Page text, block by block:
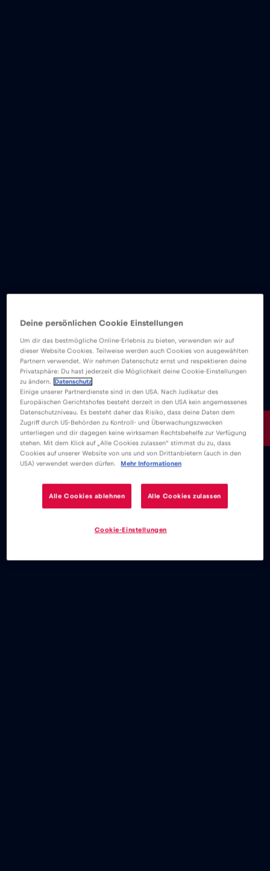
4€/GB
Deine persönlichen Cookie Einstellungen
Um dir das bestmögliche Online-Erlebnis zu bieten, verwenden wir auf
dieser Website Cookies. Teilweise werden auch Cookies von ausgewählten
Partnern verwendet. Wir nehmen Datenschutz ernst und respektieren deine
Privatsphäre: Du hast jederzeit die Möglichkeit deine Cookie-Einstellungen
zu ändern.
Datenschutz
Einige unserer Partnerdienste sind in den USA. Nach Judikatur des
Europäischen Gerichtshofes besteht derzeit in den USA kein angemessenes
Datenschutzniveau. Es besteht daher das Risiko, dass deine Daten dem
Zugriff durch US-Behörden zu Kontroll- und Überwachungszwecken
unterliegen und dir dagegen keine wirksamen Rechtsbehelfe zur Verfügung
stehen. Mit dem Klick auf „Alle Cookies zulassen“ stimmst du zu, dass
Cookies auf unserer Website von uns und von Drittanbietern (auch in den
USA) verwendet werden dürfen.
Mehr Informationen
Alle Cookies ablehnen Alle Cookies zulassen
Cookie-Einstellungen